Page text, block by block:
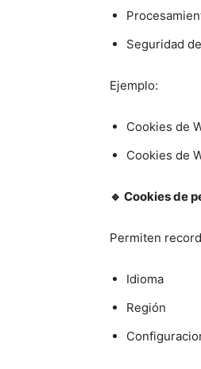
Seguridad
Ejemplo:
Cookies de
Cookies de
🔹 Cookies de
Permiten
Idioma
Región